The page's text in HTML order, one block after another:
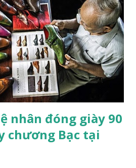
lý tưởng giữa con người và thiên
đến một tác phẩm nghệ thuật
đùa với mẹ. Đây là tác phẩm của
người Pháp Eugene Delacroix,
hổ nuôi nhốt tại sở thú và chú
mẫu. "Trường phái lãng mạn trong
nhân đóng giày 90
chương Bạc tại